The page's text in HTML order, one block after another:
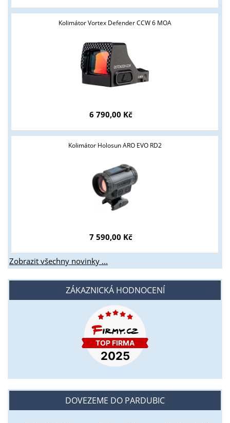
Kolimátor Vortex Defender CCW 6 MOA
6 790,00 Kč
Kolimátor Holosun ARO EVO RD2
7 590,00 Kč
Zobrazit všechny novinky ...
ZÁKAZNICKÁ HODNOCENÍ
DOVEZEME DO PARDUBIC